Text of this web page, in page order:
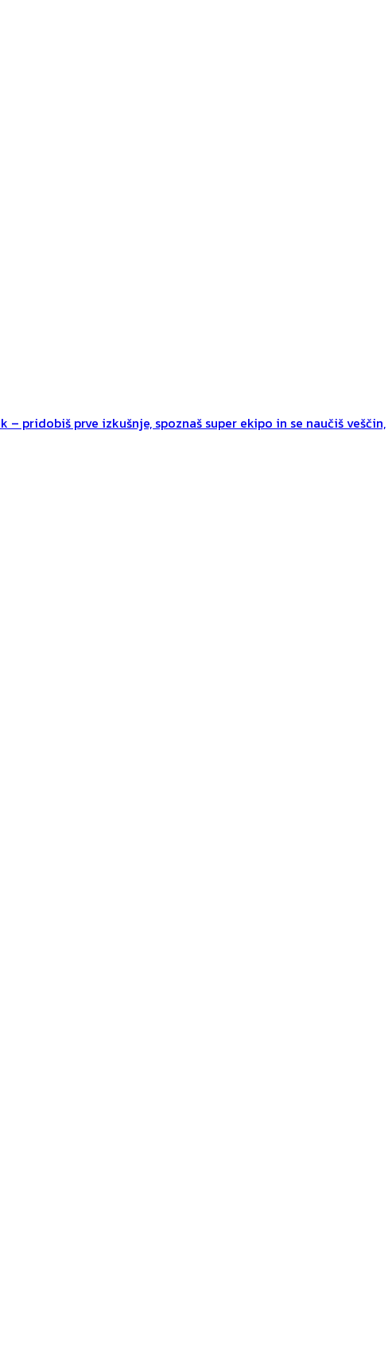
pridobiš prve izkušnje, spoznaš super ekipo in se naučiš veščin,